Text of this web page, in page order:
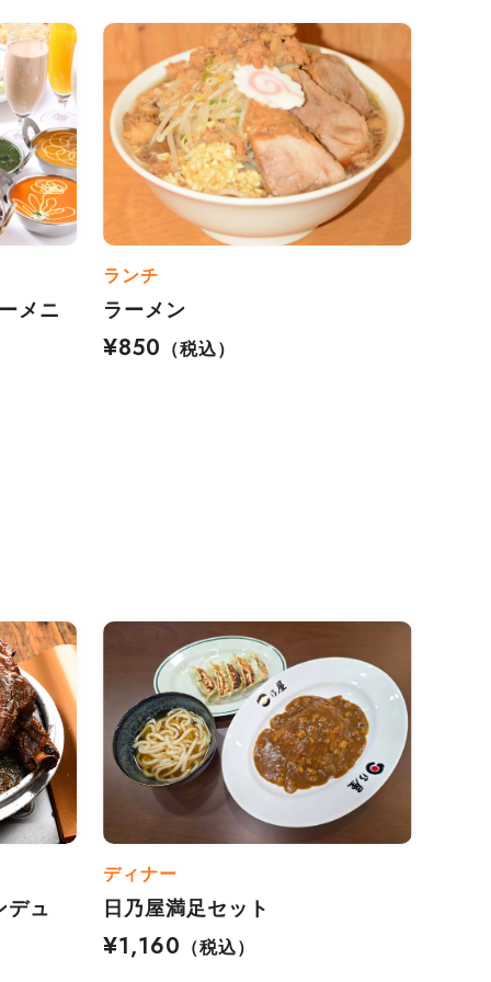
メニ
ランチ
ラーメン
¥850
（税込）
ュ
ディナー
日乃屋満足セット
¥1,160
（税込）